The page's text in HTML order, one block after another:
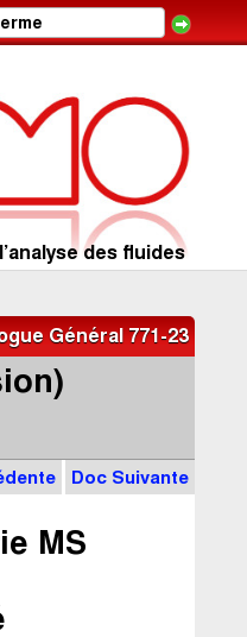
des fluides
Général 771-23
Doc Suivante
MS